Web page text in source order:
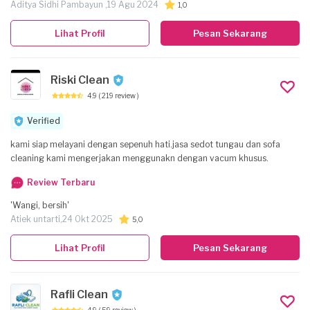
Aditya Sidhi Pambayun ,19 Agu 2024 1,0
Pesan Sekarang
Lihat Profil
Riski Clean
4.9 ( 219 review )
Verified
kami siap melayani dengan sepenuh hati.jasa sedot tungau dan sofa
cleaning kami mengerjakan menggunakn dengan vacum khusus.
Review Terbaru
'Wangi, bersih'
Atiek untarti,24 Okt 2025 5,0
Pesan Sekarang
Lihat Profil
Rafli Clean